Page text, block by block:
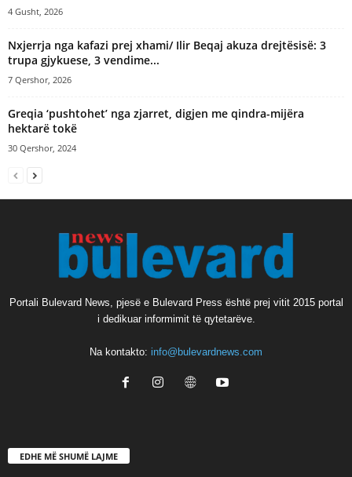
4 Gusht, 2026
Nxjerrja nga kafazi prej xhami/ Ilir Beqaj akuza drejtësisë: 3
trupa gjykuese, 3 vendime...
7 Qershor, 2026
Greqia ‘pushtohet’ nga zjarret, digjen me qindra-mijëra
hektarë tokë
30 Qershor, 2024
Portali Bulevard News, pjesë e Bulevard Press është prej vitit 2015 portal
i dedikuar informimit të qytetarëve.
Na kontakto: info@bulevardnews.com
EDHE MË SHUMË LAJME